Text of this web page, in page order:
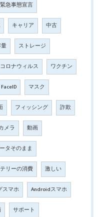
緊急事態宣言
キャリア 中古
ストレージ
コロナウィルス ワクチン
FaceID マスク
フィッシング 詐欺
メラ 動画
タそのまま
リーの消費 激しい
スマホ Androidスマホ
サポート